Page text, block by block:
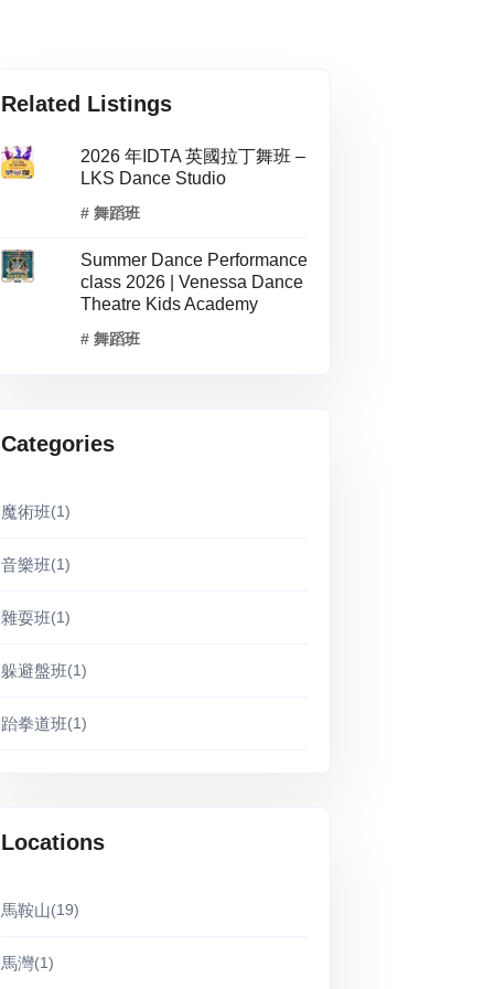
Related Listings
2026 年IDTA 英國拉丁舞班 –
LKS Dance Studio
# 舞蹈班
Summer Dance Performance
class 2026 | Venessa Dance
Theatre Kids Academy
# 舞蹈班
Categories
魔術班(1)
音樂班(1)
雜耍班(1)
躲避盤班(1)
跆拳道班(1)
Locations
馬鞍山(19)
馬灣(1)